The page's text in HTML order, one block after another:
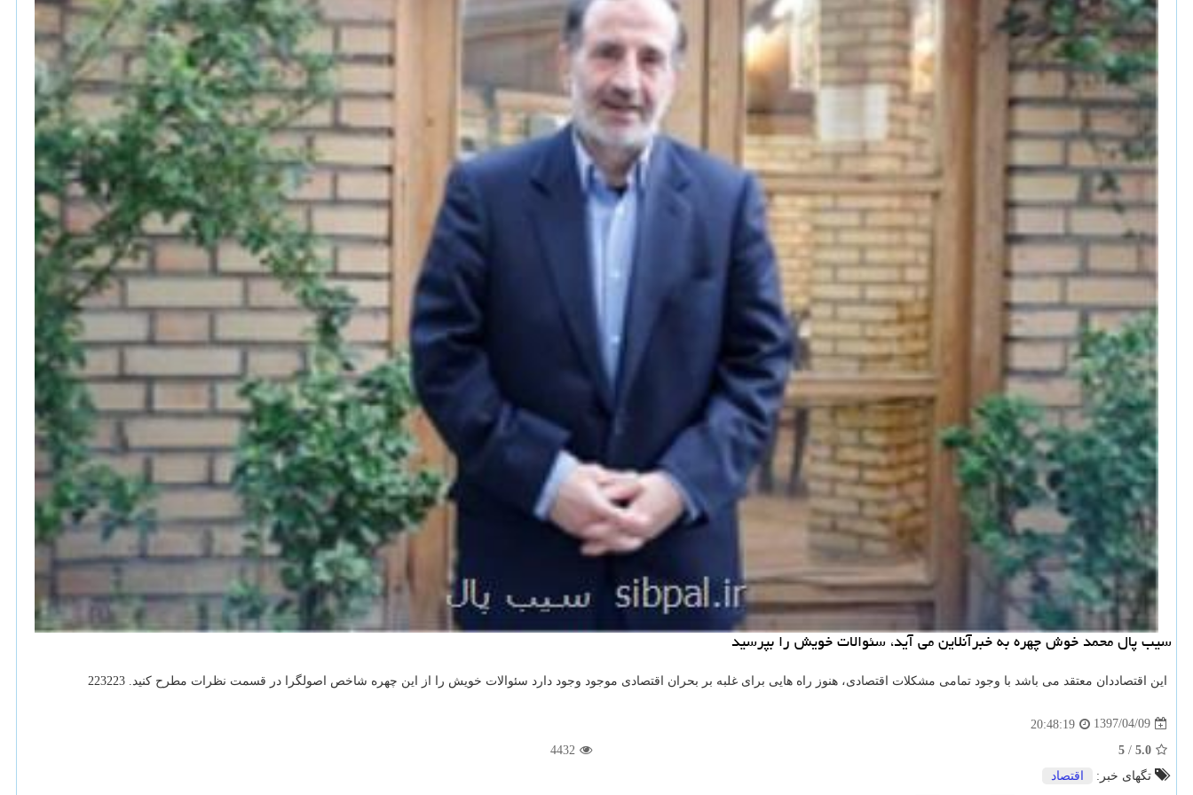
سیب پال محمد خوش چهره به خبرآنلاین می آید، سئوالات خویش را بپرسید
این اقتصاددان معتقد می باشد با وجود تمامی مشكلات اقتصادی، هنوز راه هایی برای غلبه بر بحران اقتصادی موجود وجود دارد سئوالات خویش را از این چهره شاخص اصولگرا در قسمت نظرات مطرح كنید. 223223
1397/04/09
20:48:19
5.0
/
5
4432
تگهای خبر:
اقتصاد